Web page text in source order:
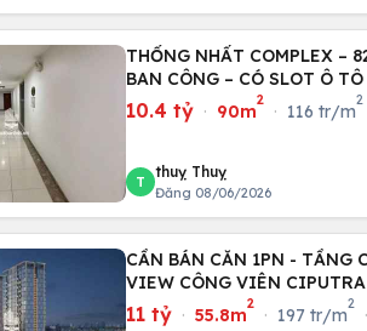
THỐNG NHẤT COMPLEX –
BAN CÔNG – CÓ SLOT Ô
10.4 tỷ · 90m
2
· 116 tr/m
2
T
thuỵ Thuỵ
Đăng 08/06/2026
CẦN BÁN CĂN 1PN - TẦNG
VIEW CÔNG VIÊN CIPUTRA
11 tỷ · 55.8m
2
· 197 tr/m
2
·